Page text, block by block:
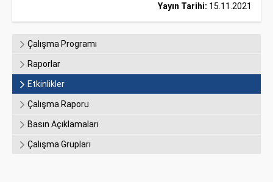
Yayın Tarihi: 15.11.2021
Çalışma Programı
Raporlar
Etkinlikler
Çalışma Raporu
Basın Açıklamaları
Çalışma Grupları